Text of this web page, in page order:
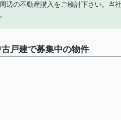
辺の不動産購入をご検討下さい。当
戸建で募集中の物件